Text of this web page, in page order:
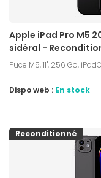
Apple iPad Pro M5
sidéral -
Puce M5, 11", 256 Go,
Dispo web : En stock
Reconditionné